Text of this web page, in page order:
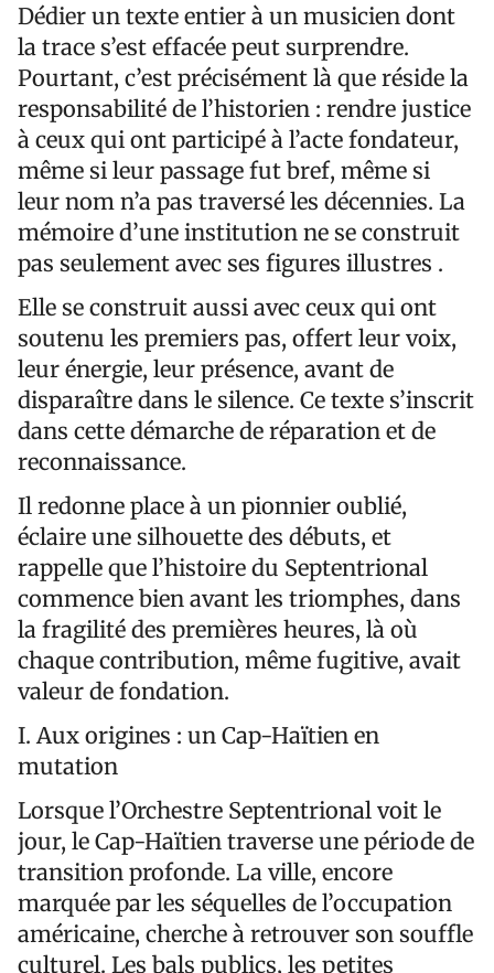
Dédier un texte entier à un musicien dont
la trace s’est effacée peut surprendre.
Pourtant, c’est précisément là que réside la
responsabilité de l’historien : rendre justice
à ceux qui ont participé à l’acte fondateur,
même si leur passage fut bref, même si
leur nom n’a pas traversé les décennies. La
mémoire d’une institution ne se construit
pas seulement avec ses figures illustres .
Elle se construit aussi avec ceux qui ont
soutenu les premiers pas, offert leur voix,
leur énergie, leur présence, avant de
disparaître dans le silence. Ce texte s’inscrit
dans cette démarche de réparation et de
reconnaissance.
Il redonne place à un pionnier oublié,
éclaire une silhouette des débuts, et
rappelle que l’histoire du Septentrional
commence bien avant les triomphes, dans
la fragilité des premières heures, là où
chaque contribution, même fugitive, avait
valeur de fondation.
I. Aux origines : un Cap-Haïtien en
mutation
Lorsque l’Orchestre Septentrional voit le
jour, le Cap-Haïtien traverse une période de
transition profonde. La ville, encore
marquée par les séquelles de l’occupation
américaine, cherche à retrouver son souffle
culturel. Les bals publics, les petites